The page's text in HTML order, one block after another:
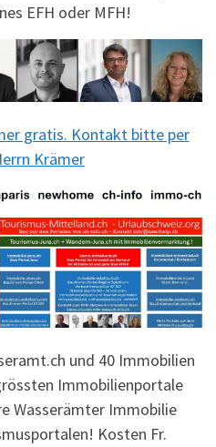
EFH oder MFH!
gratis. Kontakt bitte per
Krämer
und 40 Immobilien
Immobilienportale
Wasserämter Immobilie
Kosten Fr.